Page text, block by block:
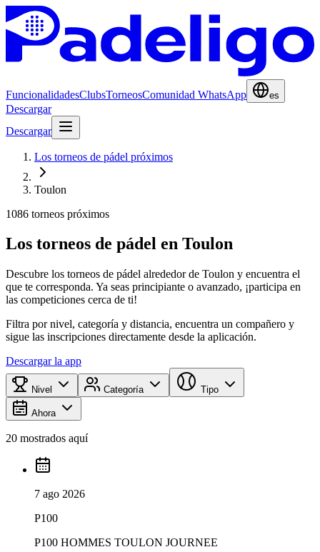
FuncionalidadesClubsTorneosComunidad WhatsApp es
Descargar
Descargar
Los torneos de pádel próximos
Toulon
1086 torneos próximos
Los torneos de pádel en Toulon
Descubre los torneos de pádel alrededor de Toulon y encuentra el
que te corresponda. Ya seas principiante o avanzado, ¡participa en
las competiciones cerca de ti!
Filtra por nivel, categoría y distancia, encuentra un compañero y
sigue las inscripciones directamente desde la aplicación.
Descargar la app
Nivel Categoría Tipo
Ahora
20 mostrados aquí
7 ago 2026
P100
P100 HOMMES TOULON JOURNEE